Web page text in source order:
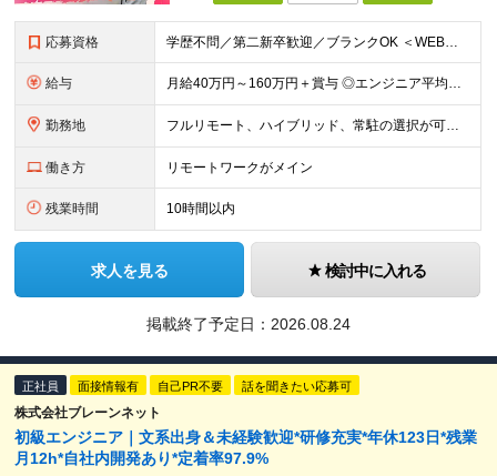
応募資格 学歴不問／第二新卒歓迎／ブランクOK ＜WEB面談1回のみ！即日内定も◎＞ 【応募条件】 ・ITエンジニアとして1年以上の実務経験をお持ちの方 ※インフラ・開発・言語・工程・業界など不問 ※転職回
給与 月給40万円～160万円＋賞与 ◎エンジニア平均年収820万円 ◎入社した全員が年収UPしています！（前職年収180万円UP） ◎単価連動型：還元率83％～最大100%だから高収入が実現 ◎待機時給
勤務地 フルリモート、ハイブリッド、常駐の選択が可能＆帰社日なし ●下記エリアを中心とするクライアント先、または自宅にて勤務 首都圏：東京・埼玉・千葉・神奈川 関西：大阪・兵庫・京都・滋賀・奈良・和歌山 東
働き方 リモートワークがメイン
残業時間 10時間以内
求人を見る 検討中に入れる
掲載終了予定日： 2026.08.24
正社員 面接情報有 自己PR不要 話を聞きたい応募可
株式会社ブレーンネット
初級エンジニア｜文系出身＆未経験歓迎*研修充実*年休123日*残業
月12h*自社内開発あり*定着率97.9%